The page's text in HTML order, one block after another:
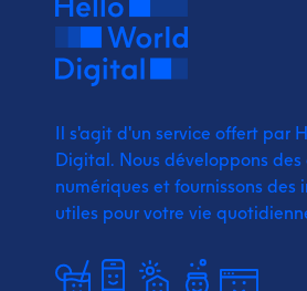
Il s'agit d'un service offert par
Digital. Nous développons des
numériques et fournissons des
utiles pour votre vie